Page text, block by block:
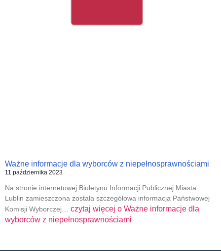
Ważne informacje dla wyborców z niepełnosprawnościami
11 października 2023
Na stronie internetowej Biuletynu Informacji Publicznej Miasta
Lublin zamieszczona została szczegółowa informacja Państwowej
Komisji Wyborczej… czytaj więcej o Ważne informacje dla
wyborców z niepełnosprawnościami